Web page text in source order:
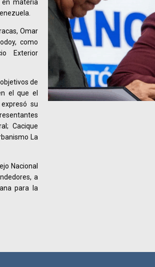
en materia
Omar
como
Exterior
de
el que el
expresó su
Cacique
La
Nacional
a
para la